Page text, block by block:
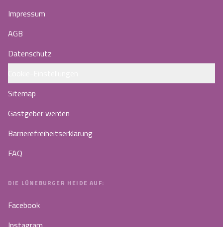
Impressum
AGB
Datenschutz
Sitemap
Gastgeber werden
Barrierefreiheitserklärung
FAQ
DIE LÜNEBURGER HEIDE AUF:
Facebook